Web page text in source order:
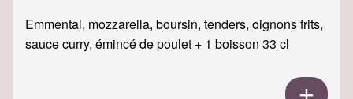
Emmental, mozzarella, boursin, tenders, oignons frits,
sauce curry, émincé de poulet + 1 boisson 33 cl